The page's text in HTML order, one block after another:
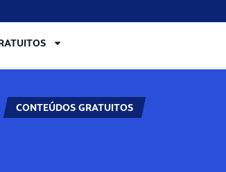
CONTEÚDOS GRATUITOS